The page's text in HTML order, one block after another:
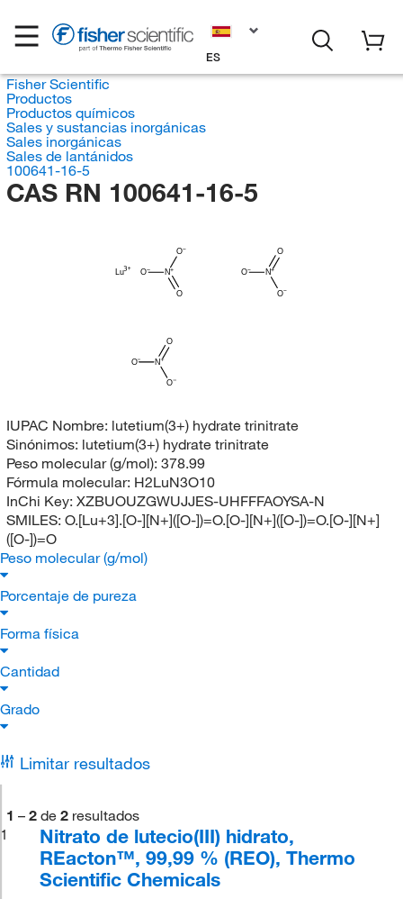
ES
Fisher Scientific
Productos
Productos químicos
Sales y sustancias inorgánicas
Sales inorgánicas
Sales de lantánidos
100641-16-5
CAS RN 100641-16-5
N
O
O
O
N
O
O
O
N
O
O
O
Lu
IUPAC Nombre: lutetium(3+) hydrate trinitrate
Sinónimos: lutetium(3+) hydrate trinitrate
Peso molecular (g/mol): 378.99
Fórmula molecular: H2LuN3O10
InChi Key: XZBUOUZGWUJJES-UHFFFAOYSA-N
SMILES: O.[Lu+3].[O-][N+]([O-])=O.[O-][N+]([O-])=O.[O-][N+]
([O-])=O
Peso molecular (g/mol)
Porcentaje de pureza
Forma física
Cantidad
Grado
Limitar resultados
1 – 2 de 2 resultados
1
Nitrato de lutecio(III) hidrato,
REacton™, 99,99 % (REO), Thermo
Scientific Chemicals